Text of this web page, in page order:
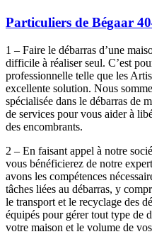
Particuliers de Bégaar
1 – Faire le débarras d’une
difficile à réaliser seul. C’est
professionnelle telle que les
excellente solution. Nous
spécialisée dans le débarras de
de services pour vous aider à
des encombrants.
2 – En faisant appel à notre
vous bénéficierez de notre
avons les compétences
tâches liées au débarras, y
le transport et le recyclage des
équipés pour gérer tout type de
votre maison et le volume de